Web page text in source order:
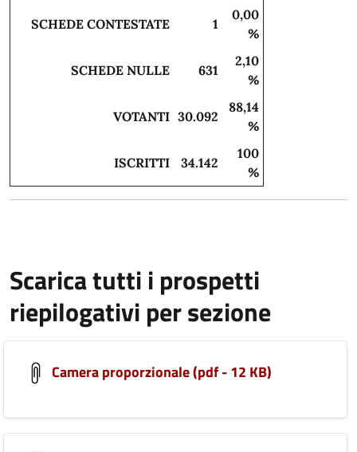
SCHEDE CONTESTATE 1
0,00
%
SCHEDE NULLE 631
2,10
%
VOTANTI 30.092
88,14
%
ISCRITTI 34.142
100
%
Scarica tutti i prospetti
riepilogativi per sezione
Camera proporzionale (pdf - 12 KB)